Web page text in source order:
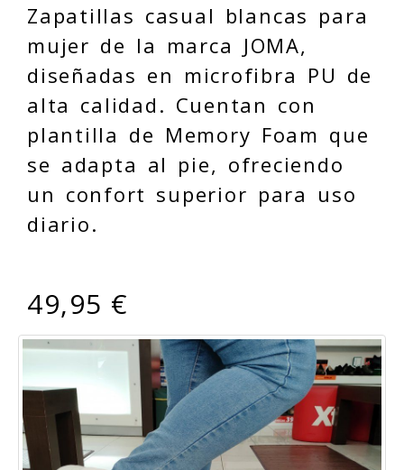
Zapatillas casual blancas para
mujer de la marca JOMA,
diseñadas en microfibra PU de
alta calidad. Cuentan con
plantilla de Memory Foam que
se adapta al pie, ofreciendo
un confort superior para uso
diario.
49,95 €